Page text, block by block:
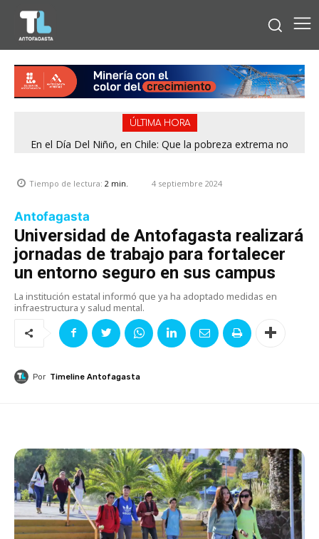
ÚLTIMA HORA
En el Día Del Niño, en Chile: Que la pobreza extrema no
Tiempo de lectura: 2 min. 4 septiembre 2024
Antofagasta
Universidad de Antofagasta realizará
jornadas de trabajo para fortalecer
un entorno seguro en sus campus
La institución estatal informó que ya ha adoptado medidas en
infraestructura y salud mental.
Por Timeline Antofagasta